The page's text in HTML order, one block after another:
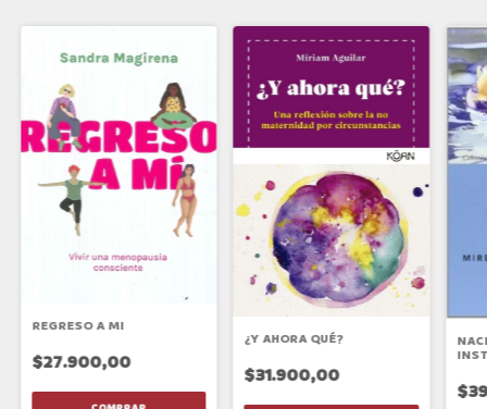
REGRESO A MI
$27.900,00
¿Y AHORA QUÉ?
$31.900,00